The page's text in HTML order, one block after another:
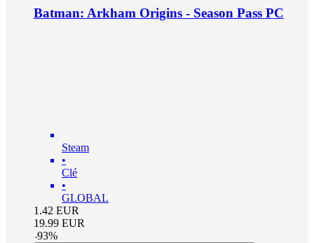
Batman: Arkham Origins - Season Pass PC
Steam
•
Clé
•
GLOBAL
1.42 EUR
19.99 EUR
-93%